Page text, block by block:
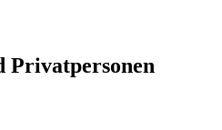
Privatpersonen